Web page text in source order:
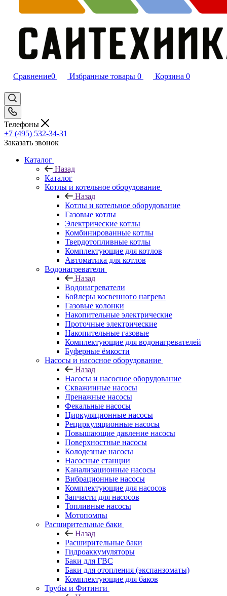
Сравнение0 Избранные товары 0 Корзина 0
Телефоны
+7 (495) 532‑34‑31
Заказать звонок
Каталог
Назад
Каталог
Котлы и котельное оборудование
Назад
Котлы и котельное оборудование
Газовые котлы
Электрические котлы
Комбинированные котлы
Твердотопливные котлы
Комплектующие для котлов
Автоматика для котлов
Водонагреватели
Назад
Водонагреватели
Бойлеры косвенного нагрева
Газовые колонки
Накопительные электрические
Проточные электрические
Накопительные газовые
Комплектующие для водонагревателей
Буферные ёмкости
Насосы и насосное оборудование
Назад
Насосы и насосное оборудование
Скважинные насосы
Дренажные насосы
Фекальные насосы
Циркуляционные насосы
Рециркуляционные насосы
Повышающие давление насосы
Поверхностные насосы
Колодезные насосы
Насосные станции
Канализационные насосы
Вибрационные насосы
Комплектующие для насосов
Запчасти для насосов
Топливные насосы
Мотопомпы
Расширительные баки
Назад
Расширительные баки
Гидроаккумуляторы
Баки для ГВС
Баки для отопления (экспанзоматы)
Комплектующие для баков
Трубы и Фитинги